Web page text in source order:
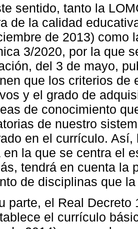
sentido, tanto la
de la calidad
de 2013) como
3/2020, por la que
del 3 de mayo,
que los criterios de
y el grado de
de conocimiento
de nuestro
en el currículo.
en la que se centra el
tendrá en cuenta la
de disciplinas que
parte, el Real
el currículo